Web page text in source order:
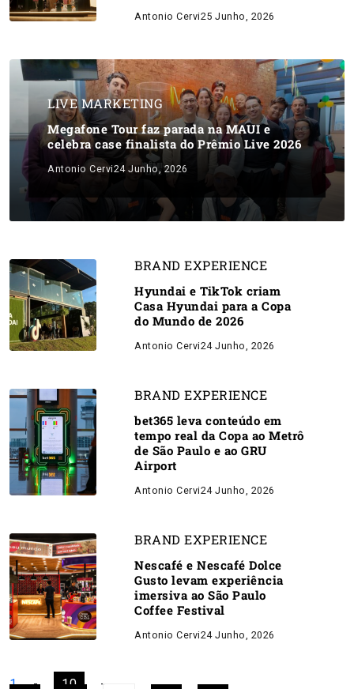
Antonio Cervi25 Junho, 2026
LIVE MARKETING
Megafone Tour faz parada na MAUI e
celebra case finalista do Prêmio Live 2026
Antonio Cervi24 Junho, 2026
BRAND EXPERIENCE
Hyundai e TikTok criam
Casa Hyundai para a Copa
do Mundo de 2026
Antonio Cervi24 Junho, 2026
BRAND EXPERIENCE
bet365 leva conteúdo em
tempo real da Copa ao Metrô
de São Paulo e ao GRU
Airport
Antonio Cervi24 Junho, 2026
BRAND EXPERIENCE
Nescafé e Nescafé Dolce
Gusto levam experiência
imersiva ao São Paulo
Coffee Festival
Antonio Cervi24 Junho, 2026
1 - 10 -